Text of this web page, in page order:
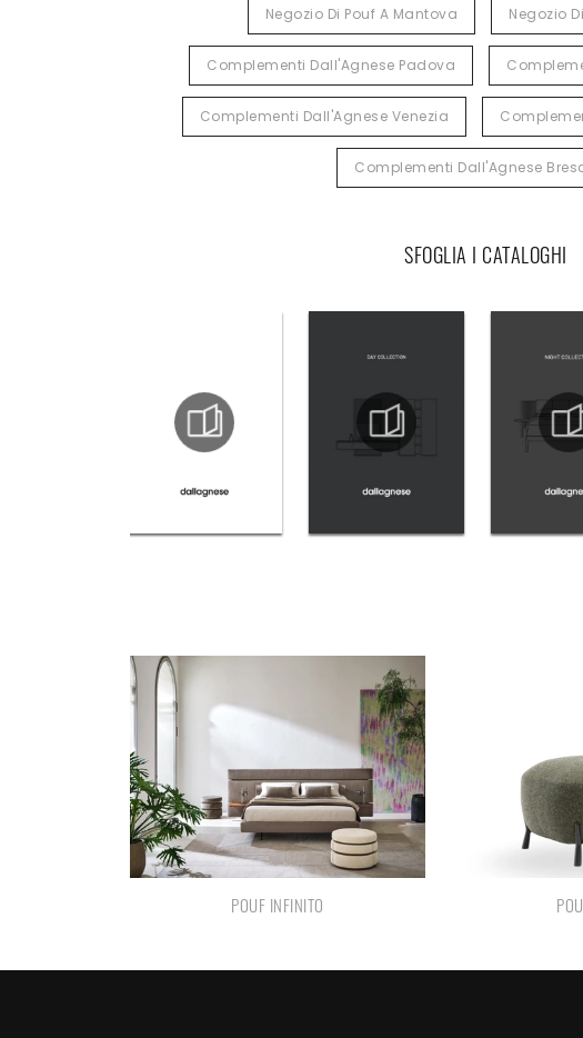
Negozio Di Pouf A Mantova Negozio
Complementi Dall'Agnese Padova
Complementi Dall'Agnese Venezia
Complementi Dall'Agnese
SFOGLIA I CATALOGHI
POUF INFINITO